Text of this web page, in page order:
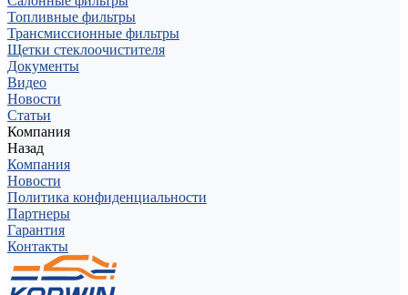
Топливные фильтры
Трансмиссионные фильтры
Щетки стеклоочистителя
Документы
Видео
Новости
Статьи
Компания
Назад
Компания
Новости
Политика конфиденциальности
Партнеры
Гарантия
Контакты